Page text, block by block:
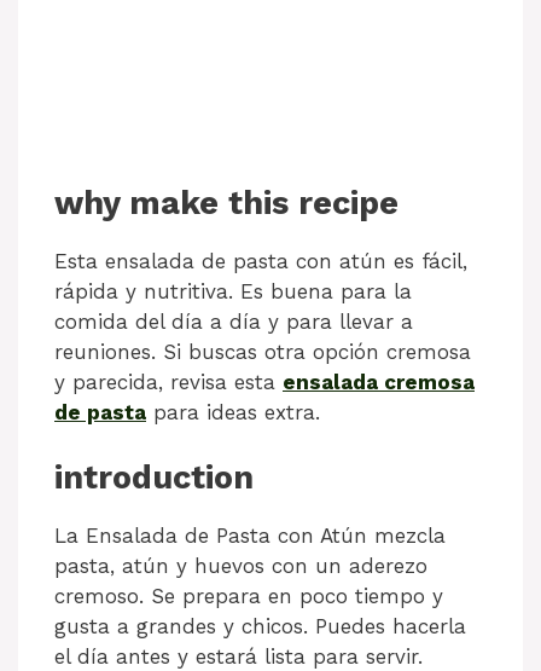
why make this recipe
Esta ensalada de pasta con atún es fácil,
rápida y nutritiva. Es buena para la
comida del día a día y para llevar a
reuniones. Si buscas otra opción cremosa
y parecida, revisa esta ensalada cremosa
de pasta para ideas extra.
introduction
La Ensalada de Pasta con Atún mezcla
pasta, atún y huevos con un aderezo
cremoso. Se prepara en poco tiempo y
gusta a grandes y chicos. Puedes hacerla
el día antes y estará lista para servir.